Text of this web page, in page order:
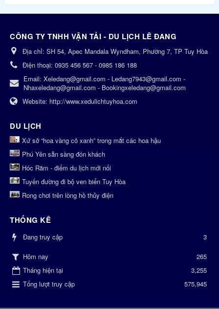
CÔNG TY TNHH VẬN TẢI - DU LỊCH LÊ ĐANG
Địa chỉ: SH 54, Apec Mandala Wyndham, Phường 7, TP Tuy Hòa
Điện thoại: 0935 456 567 - 0985 186 188
Email: Xeledang@gmail.com - Ledang7943@gmail.com -
Nhaxeledang@gmail.com - Bookingxeledang@gmail.com
Website: http://www.xedulichtuyhoa.com
DU LỊCH
Xứ sở “hoa vàng cỏ xanh” trong mắt các hoa hậu
Phú Yên sẵn sàng đón khách
Hóc Răm - điểm du lịch mới nổi
Tuyến đường đi bộ ven biển Tuy Hòa
Rong chơi trên lòng hồ thủy điện
THỐNG KÊ
Đang truy cập 3
Hôm nay
265
Tháng hiện tại
3,255
Tổng lượt truy cập
575,945